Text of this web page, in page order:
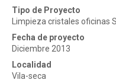
p
r
e
r
e
s
Tipo de Proyecto
Limpieza cristales oficinas
Fecha de proyecto
Diciembre 2013
Localidad
Vila-seca